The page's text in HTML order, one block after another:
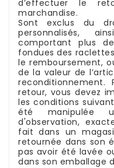
d’effectuer le
marchandise.
Sont exclus du
personnalisés,
comportant plus
fondues des
le remboursement,
de la valeur de
retour, vous devez
les conditions
été manipulée
d'observation,
fait dans un
retournée dans son
pas avoir été lavée
dans son emballage